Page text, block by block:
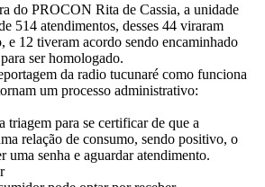
do PROCON Rita de Cassia, a unidade
514 atendimentos, desses 44 viraram
e 12 tiveram acordo sendo encaminhado
ser homologado.
da radio tucunaré como funciona
um processo administrativo:
triagem para se certificar de que a
relação de consumo, sendo positivo, o
uma senha e aguardar atendimento.